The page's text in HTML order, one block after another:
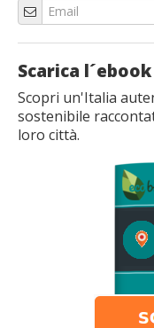
Scarica
Scopri un'Italia
sostenibile
loro città.